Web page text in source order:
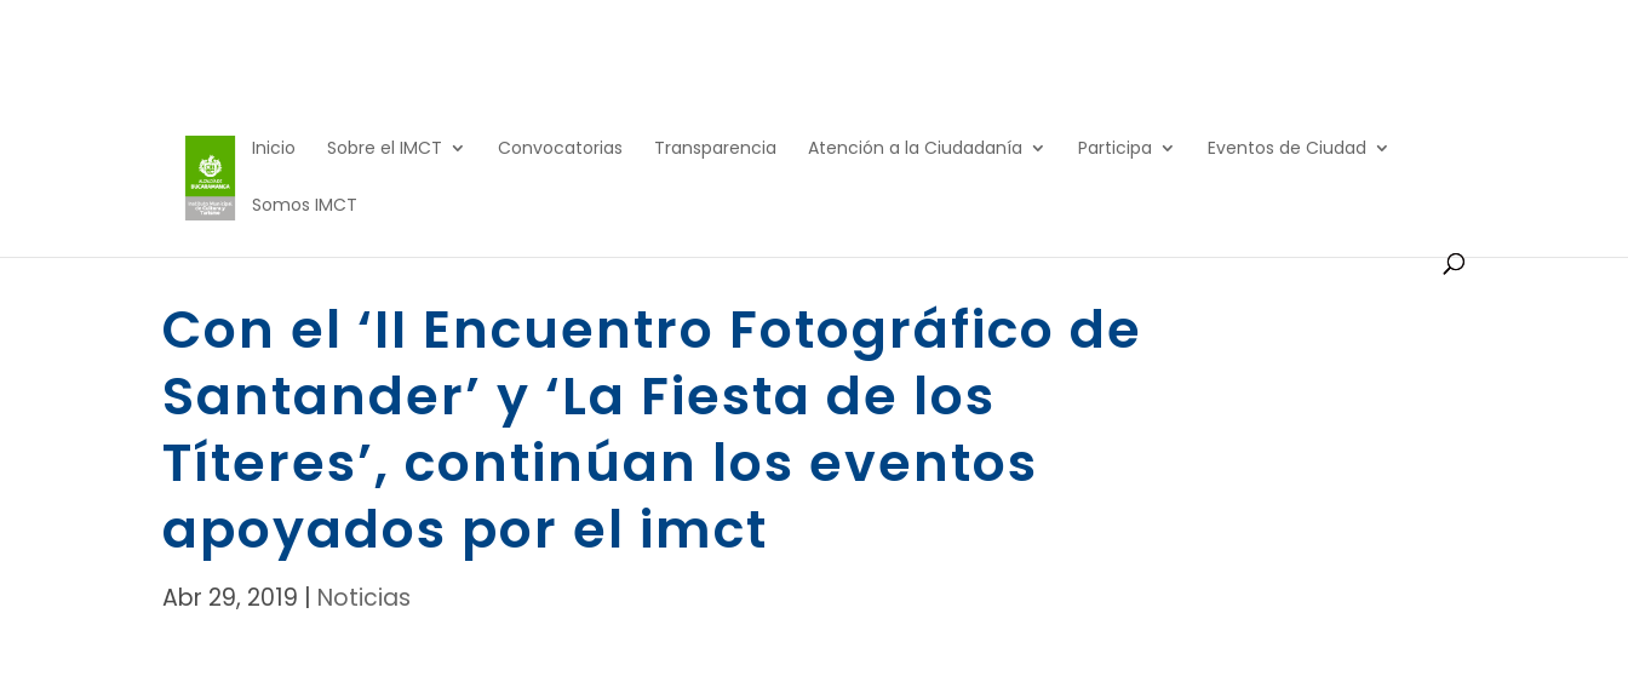
Inicio Sobre el IMCT Convocatorias Transparencia Atención a la Ciudadanía Participa Eventos de Ciudad
Somos IMCT
Con el ‘II Encuentro Fotográfico de
Santander’ y ‘La Fiesta de los
Títeres’, continúan los eventos
apoyados por el imct
Abr 29, 2019 Noticias